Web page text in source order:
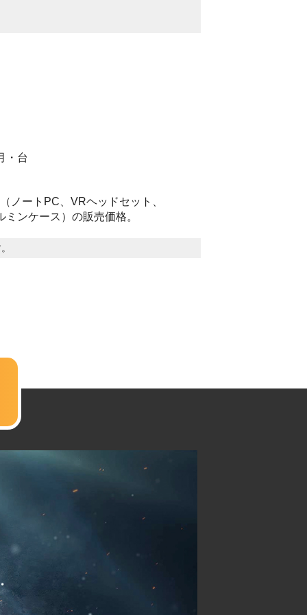
・台
ノートPC、VRヘッドセット、
ミンケース）の販売価格。